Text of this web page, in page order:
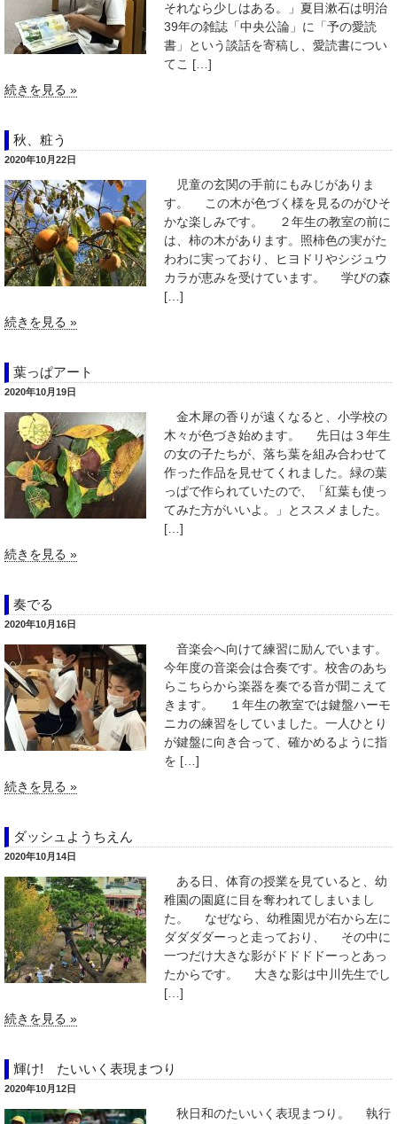
それなら少しはある。」夏目漱石は明治
39年の雑誌「中央公論」に「予の愛読
書」という談話を寄稿し、愛読書につい
てこ […]
続きを見る »
秋、粧う
2020年10月22日
児童の玄関の手前にもみじがありま
す。 この木が色づく様を見るのがひそ
かな楽しみです。 ２年生の教室の前に
は、柿の木があります。照柿色の実がた
わわに実っており、ヒヨドリやシジュウ
カラが恵みを受けています。 学びの森
[…]
続きを見る »
葉っぱアート
2020年10月19日
金木犀の香りが遠くなると、小学校の
木々が色づき始めます。 先日は３年生
の女の子たちが、落ち葉を組み合わせて
作った作品を見せてくれました。緑の葉
っぱで作られていたので、「紅葉も使っ
てみた方がいいよ。」とススメました。
[…]
続きを見る »
奏でる
2020年10月16日
音楽会へ向けて練習に励んでいます。
今年度の音楽会は合奏です。校舎のあち
らこちらから楽器を奏でる音が聞こえて
きます。 １年生の教室では鍵盤ハーモ
ニカの練習をしていました。一人ひとり
が鍵盤に向き合って、確かめるように指
を […]
続きを見る »
ダッシュようちえん
2020年10月14日
ある日、体育の授業を見ていると、幼
稚園の園庭に目を奪われてしまいまし
た。 なぜなら、幼稚園児が右から左に
ダダダダーっと走っており、 その中に
一つだけ大きな影がドドドドーっとあっ
たからです。 大きな影は中川先生でし
[…]
続きを見る »
輝け! たいいく表現まつり
2020年10月12日
秋日和のたいいく表現まつり。 執行